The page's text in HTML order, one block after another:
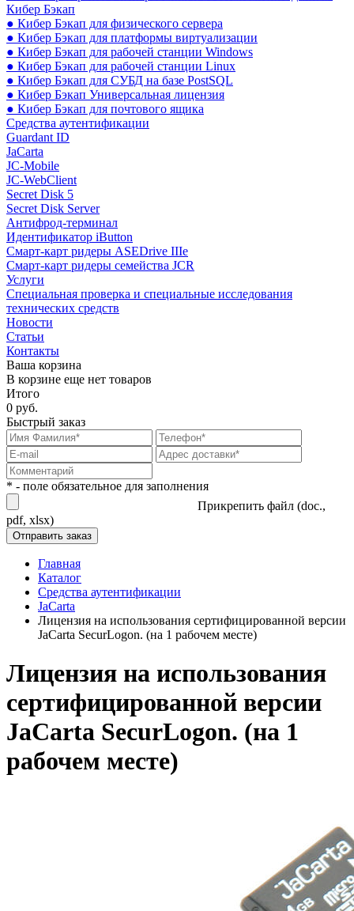
Кибер Бэкап
● Кибер Бэкап для физического сервера
● Кибер Бэкап для платформы виртуализации
● Кибер Бэкап для рабочей станции Windows
● Кибер Бэкап для рабочей станции Linux
● Кибер Бэкап для СУБД на базе PostSQL
● Кибер Бэкап Универсальная лицензия
● Кибер Бэкап для почтового ящика
Средства аутентификации
Guardant ID
JaCarta
JC-Mobile
JC-WebClient
Secret Disk 5
Secret Disk Server
Антифрод-терминал
Идентификатор iButton
Смарт-карт ридеры ASEDrive IIIe
Смарт-карт ридеры семейства JCR
Услуги
Специальная проверка и специальные исследования
технических средств
Новости
Статьи
Контакты
Ваша корзина
В корзине еще нет товаров
Итого
0 руб.
Быстрый заказ
* - поле обязательное для заполнения
Прикрепить файл (doc.,
pdf, xlsx)
Главная
Каталог
Средства аутентификации
JaCarta
Лицензия на использования сертифицированной версии
JaCarta SecurLogon. (на 1 рабочем месте)
Лицензия на использования
сертифицированной версии
JaCarta SecurLogon. (на 1
рабочем месте)